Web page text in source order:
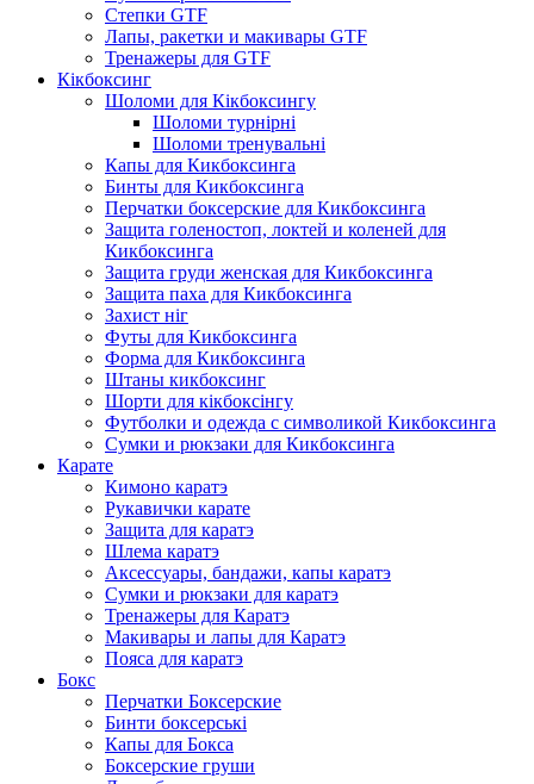
Степки GTF
Лапы, ракетки и макивары GTF
Тренажеры для GTF
Кікбоксинг
Шоломи для Кікбоксингу
Шоломи турнірні
Шоломи тренувальні
Капы для Кикбоксинга
Бинты для Кикбоксинга
Перчатки боксерские для Кикбоксинга
Защита голеностоп, локтей и коленей для
Кикбоксинга
Защита груди женская для Кикбоксинга
Защита паха для Кикбоксинга
Захист ніг
Футы для Кикбоксинга
Форма для Кикбоксинга
Штаны кикбоксинг
Шорти для кікбоксінгу
Футболки и одежда с символикой Кикбоксинга
Сумки и рюкзаки для Кикбоксинга
Карате
Кимоно каратэ
Рукавички карате
Защита для каратэ
Шлема каратэ
Аксессуары, бандажи, капы каратэ
Сумки и рюкзаки для каратэ
Тренажеры для Каратэ
Макивары и лапы для Каратэ
Пояса для каратэ
Бокс
Перчатки Боксерские
Бинти боксерські
Капы для Бокса
Боксерские груши